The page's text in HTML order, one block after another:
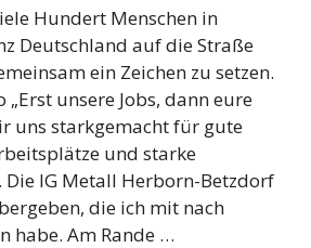
Hundert Menschen in
Deutschland auf die Straße
ein Zeichen zu setzen.
unsere Jobs, dann eure
uns starkgemacht für gute
und starke
IG Metall Herborn-Betzdorf
die ich mit nach
habe. Am Rande …